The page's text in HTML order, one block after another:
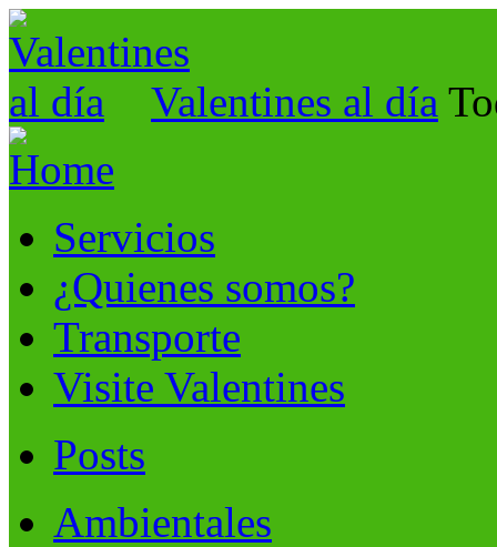
Valentines al día
Servicios
¿Quienes somos?
Transporte
Visite Valentines
Posts
Ambientales